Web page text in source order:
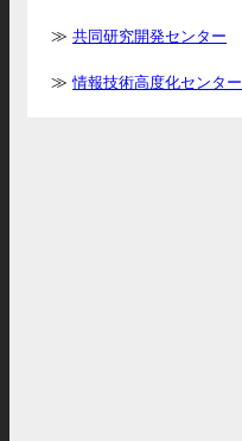
共同研究開発センター
情報技術高度化センター